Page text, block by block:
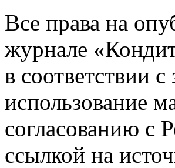
Все права на
журнале
в соответствии
использование
согласованию с
ссылкой на